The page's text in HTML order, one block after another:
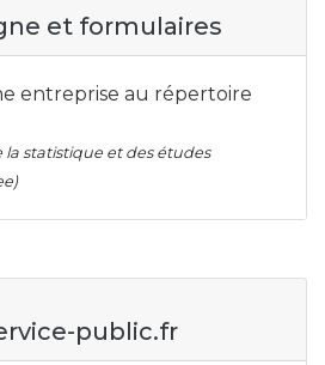
et formulaires
entreprise au répertoire
statistique et des études
public.fr